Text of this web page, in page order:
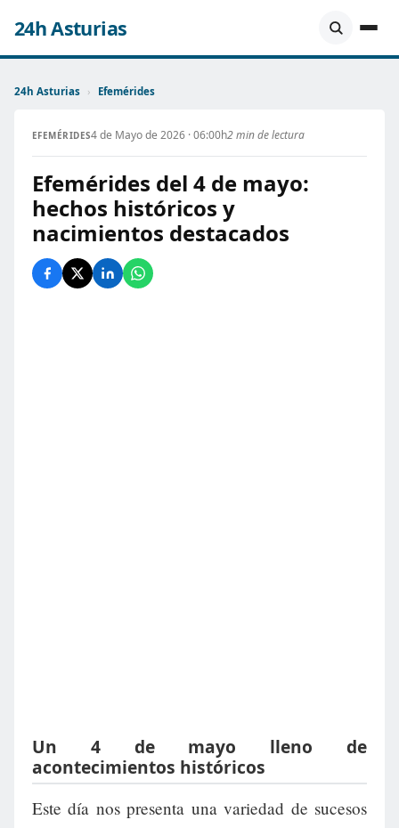
24h Asturias
24h Asturias › Efemérides
EFEMÉRIDES4 de Mayo de 2026 · 06:00h2 min de lectura
Efemérides del 4 de mayo:
hechos históricos y
nacimientos destacados
Un 4 de mayo lleno de
acontecimientos históricos
Este día nos presenta una variedad de sucesos